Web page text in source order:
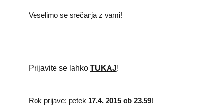
Veselimo se srečanja z vami!
Prijavite se lahko TUKAJ!
Rok prijave: petek 17.4. 2015 ob 23.59!